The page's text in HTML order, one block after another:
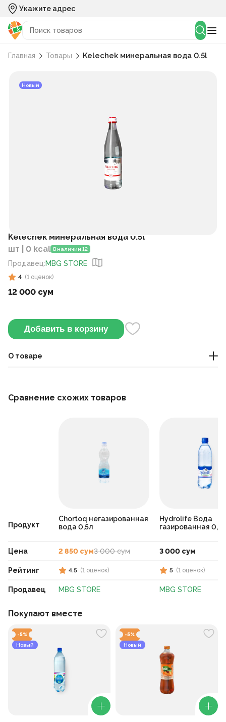
Укажите адрес
Главная Товары Kelechek минеральная вода 0.5l
Новый
Kelechek минеральная вода 0.5l
шт | 0 kcal В наличии 12
Продавец:MBG STORE
4 (1 оценок)
12 000 сум
Добавить в корзину
О товаре
Сравнение схожих товаров
Продукт
Цена
Рейтинг
Продавец
Chortoq негазированная
вода 0,5л
2 850 сум3 000 сум
4.5 (1 оценок)
MBG STORE
Hydrolife Вода
газированная 0,5л
3 000 сум
5 (1 оценок)
MBG STORE
Покупают вместе
-5%
Новый
-5%
Новый